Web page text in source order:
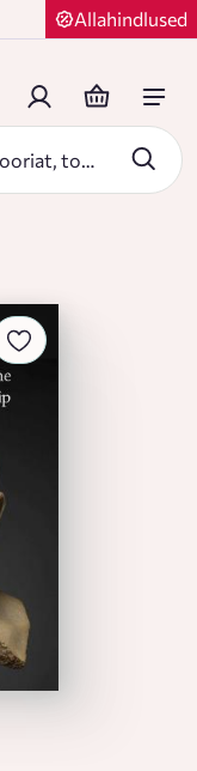
Allahindlused